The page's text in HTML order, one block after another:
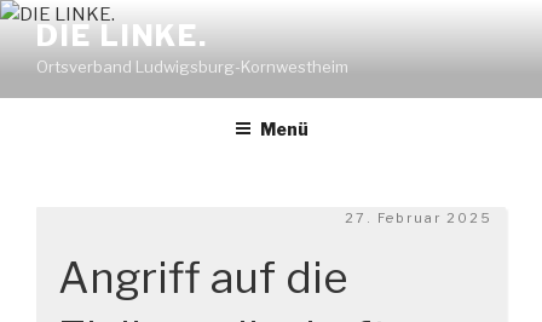
Zum
Inhalt
springen
DIE LINKE.
Ortsverband Ludwigsburg-Kornwestheim
Menü
Veröffentlicht
27. Februar 2025
Angriff auf die